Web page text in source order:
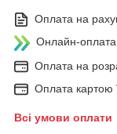
Оплата на
Онлайн-
Оплата на
Оплата картою
Всі умови оплати